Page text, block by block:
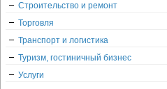
Строительство и ремонт
Торговля
Транспорт и логистика
Туризм, гостиничный бизнес
Услуги